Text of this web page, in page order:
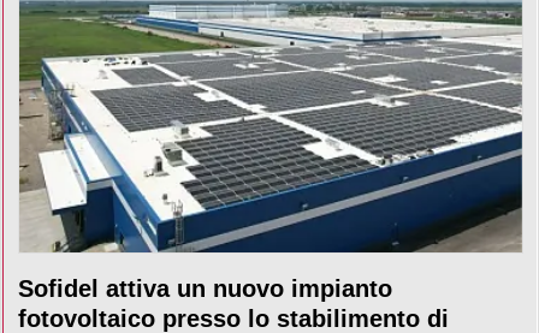
Sofidel attiva un nuovo impianto
fotovoltaico presso lo stabilimento di